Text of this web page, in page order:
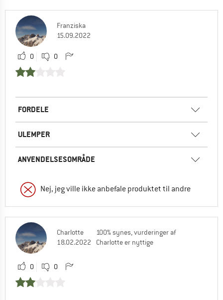
Franziska
15.09.2022
0 0
FORDELE
ULEMPER
ANVENDELSESOMRÅDE
Nej, jeg ville ikke anbefale produktet til andre
Charlotte
18.02.2022
100% synes, vurderinger af
Charlotte er nyttige
0 0